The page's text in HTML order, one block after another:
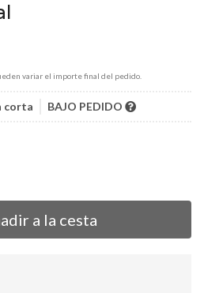
variar el importe final del pedido.
corta BAJO PEDIDO
a la cesta